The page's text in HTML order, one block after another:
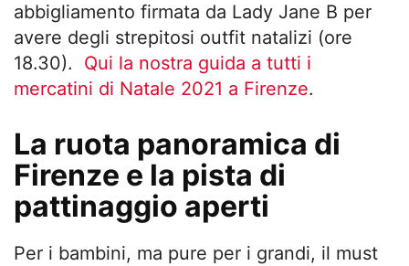
abbigliamento firmata da Lady Jane B per
avere degli strepitosi outfit natalizi (ore
18.30). Qui la nostra guida a tutti i
mercatini di Natale 2021 a Firenze.
La ruota panoramica di
Firenze e la pista di
pattinaggio aperti
Per i bambini, ma pure per i grandi, il must